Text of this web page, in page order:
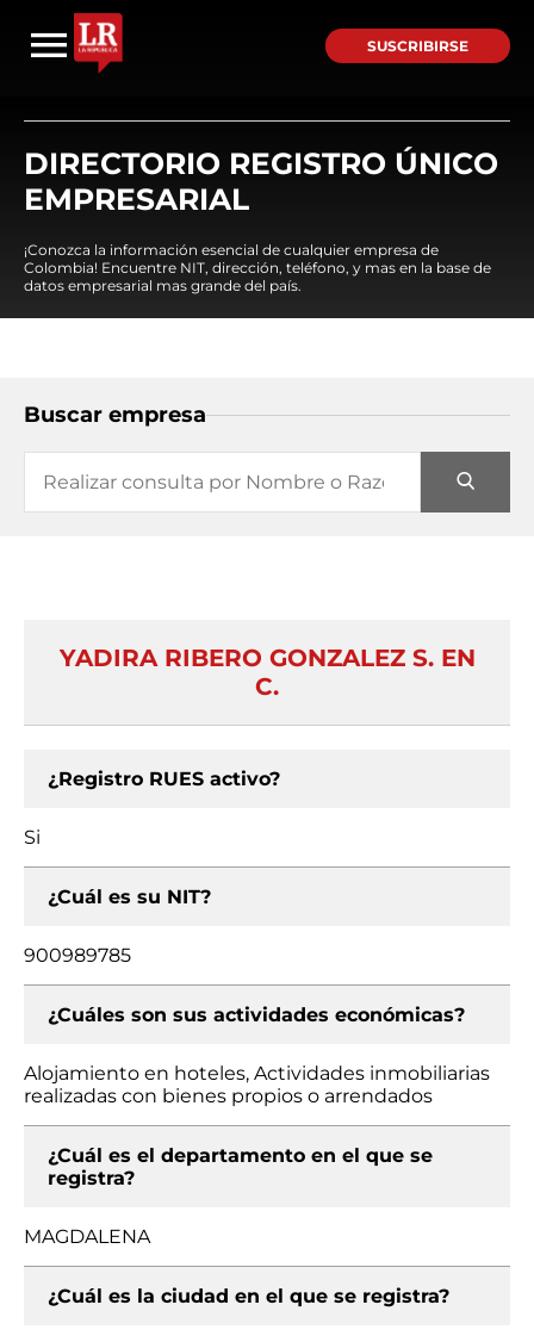
SUSCRIBIRSE
DIRECTORIO REGISTRO ÚNICO
EMPRESARIAL
¡Conozca la información esencial de cualquier empresa de
Colombia! Encuentre NIT, dirección, teléfono, y mas en la base de
datos empresarial mas grande del país.
Buscar empresa
YADIRA RIBERO GONZALEZ S. EN
C.
¿Registro RUES activo?
Si
¿Cuál es su NIT?
900989785
¿Cuáles son sus actividades económicas?
Alojamiento en hoteles, Actividades inmobiliarias
realizadas con bienes propios o arrendados
¿Cuál es el departamento en el que se
registra?
MAGDALENA
¿Cuál es la ciudad en el que se registra?